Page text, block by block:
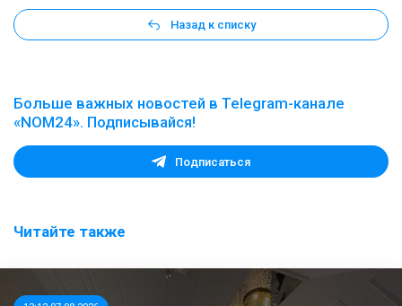
Назад к списку
Больше важных новостей в Telegram-канале
«NOM24». Подписывайся!
Подписаться
Читайте также